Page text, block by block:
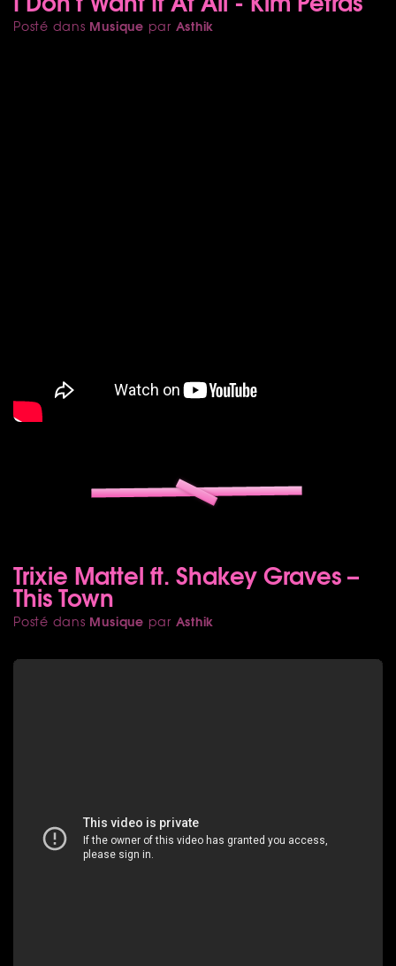
Posté dans Musique par Asthik
Trixie Mattel ft. Shakey Graves –
This Town
Posté dans Musique par Asthik